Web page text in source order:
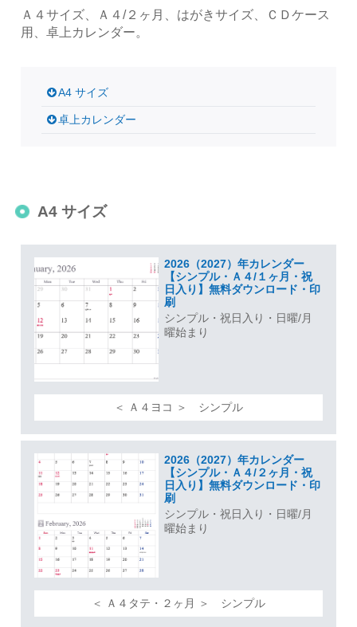
Ａ４サイズ、Ａ４/２ヶ月、はがきサイズ、ＣＤケース
用、卓上カレンダー。
A4 サイズ
卓上カレンダー
A4 サイズ
2026（2027）年カレンダー
【シンプル・Ａ４/１ヶ月・祝
日入り】無料ダウンロード・印
刷
シンプル・祝日入り・日曜/月
曜始まり
＜ Ａ４ヨコ ＞ シンプル
2026（2027）年カレンダー
【シンプル・Ａ４/２ヶ月・祝
日入り】無料ダウンロード・印
刷
シンプル・祝日入り・日曜/月
曜始まり
＜ Ａ４タテ・２ヶ月 ＞ シンプル